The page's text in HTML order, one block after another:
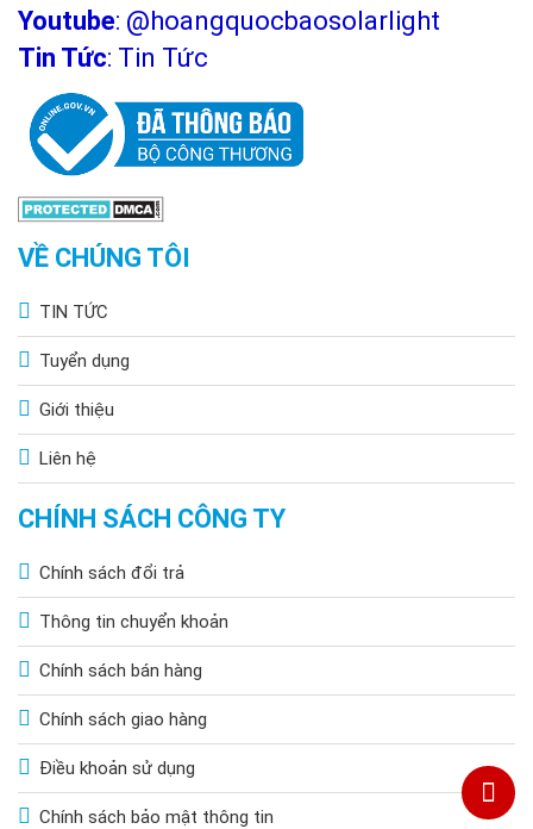
Youtube: @hoangquocbaosolarlight
Tin Tức: Tin Tức
VỀ CHÚNG TÔI
TIN TỨC
Tuyển dụng
Giới thiệu
Liên hệ
CHÍNH SÁCH CÔNG TY
Chính sách đổi trả
Thông tin chuyển khoản
Chính sách bán hàng
Chính sách giao hàng
Điều khoản sử dụng
Chính sách bảo mật thông tin